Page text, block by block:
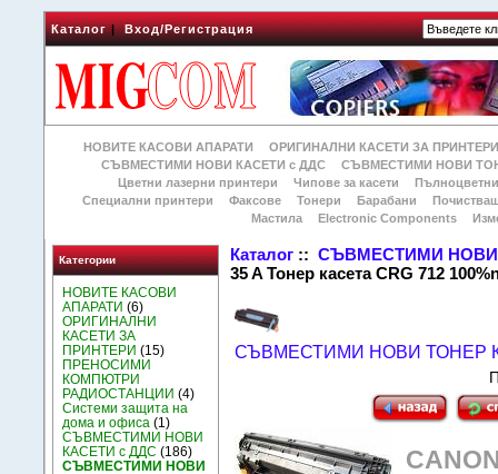
Каталог|Вход/Регистрация
НОВИТЕ КАСОВИ АПАРАТИ
ОРИГИНАЛНИ КАСЕТИ ЗА
СЪВМЕСТИМИ НОВИ КАСЕТИ с ДДС
СЪВМЕСТИМИ НОВИ
Цветни лазерни принтери
Чипове за касети
Специални принтери
Факсове Тонери Барабани
Мастила
Electronic Components
Категории
НОВИТЕ КАСОВИ
АПАРАТИ (6)
ОРИГИНАЛНИ
КАСЕТИ ЗА
ПРИНТЕРИ (15)
ПРЕНОСИМИ
КОМПЮТРИ
РАДИОСТАНЦИИ (4)
Системи защита на
дома и офиса (1)
СЪВМЕСТИМИ НОВИ
КАСЕТИ с ДДС (186)
СЪВМЕСТИМИ НОВИ
Каталог ::СЪВМЕСТИМИ НОВИ
35 A Тонер касета CRG 712
СЪВМЕСТИМИ НОВИ ТОНЕР